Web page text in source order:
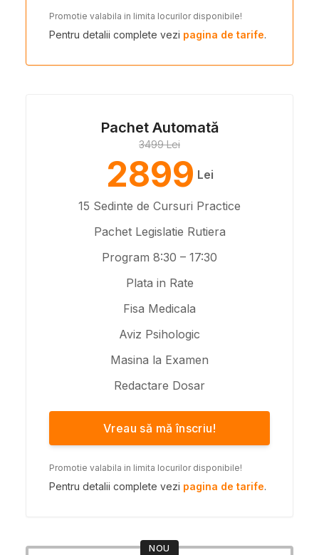
Promotie valabila in limita locurilor disponibile!
Pentru detalii complete vezi pagina de tarife.
Pachet Automată
3499 Lei
2899 Lei
15 Sedinte de Cursuri Practice
Pachet Legislatie Rutiera
Program 8:30 – 17:30
Plata in Rate
Fisa Medicala
Aviz Psihologic
Masina la Examen
Redactare Dosar
Vreau să mă înscriu!
Promotie valabila in limita locurilor disponibile!
Pentru detalii complete vezi pagina de tarife.
NOU